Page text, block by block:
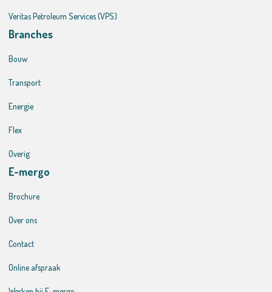
Veritas Petroleum Services (VPS)
Branches
Bouw
Transport
Energie
Flex
Overig
E-mergo
Brochure
Over ons
Contact
Online afspraak